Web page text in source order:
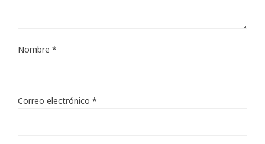
Nombre *
Correo electrónico *